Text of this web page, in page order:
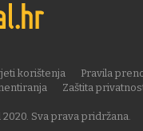
Sva prava pridržana.
korištenja
Pravila
Zaštita